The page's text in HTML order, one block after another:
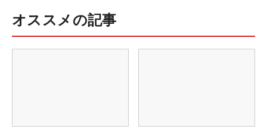
オススメの記事